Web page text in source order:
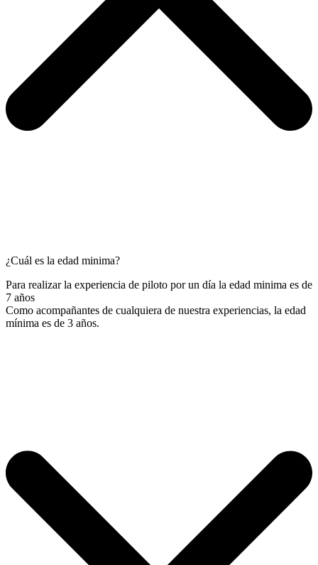
¿Cuál es la edad minima?
Para realizar la experiencia de piloto por un día la edad minima es de
7 años
Como acompañantes de cualquiera de nuestra experiencias, la edad
mínima es de 3 años.